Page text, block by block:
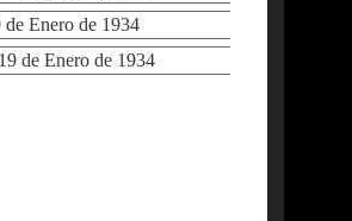
Enero de 1934
de Enero de 1934